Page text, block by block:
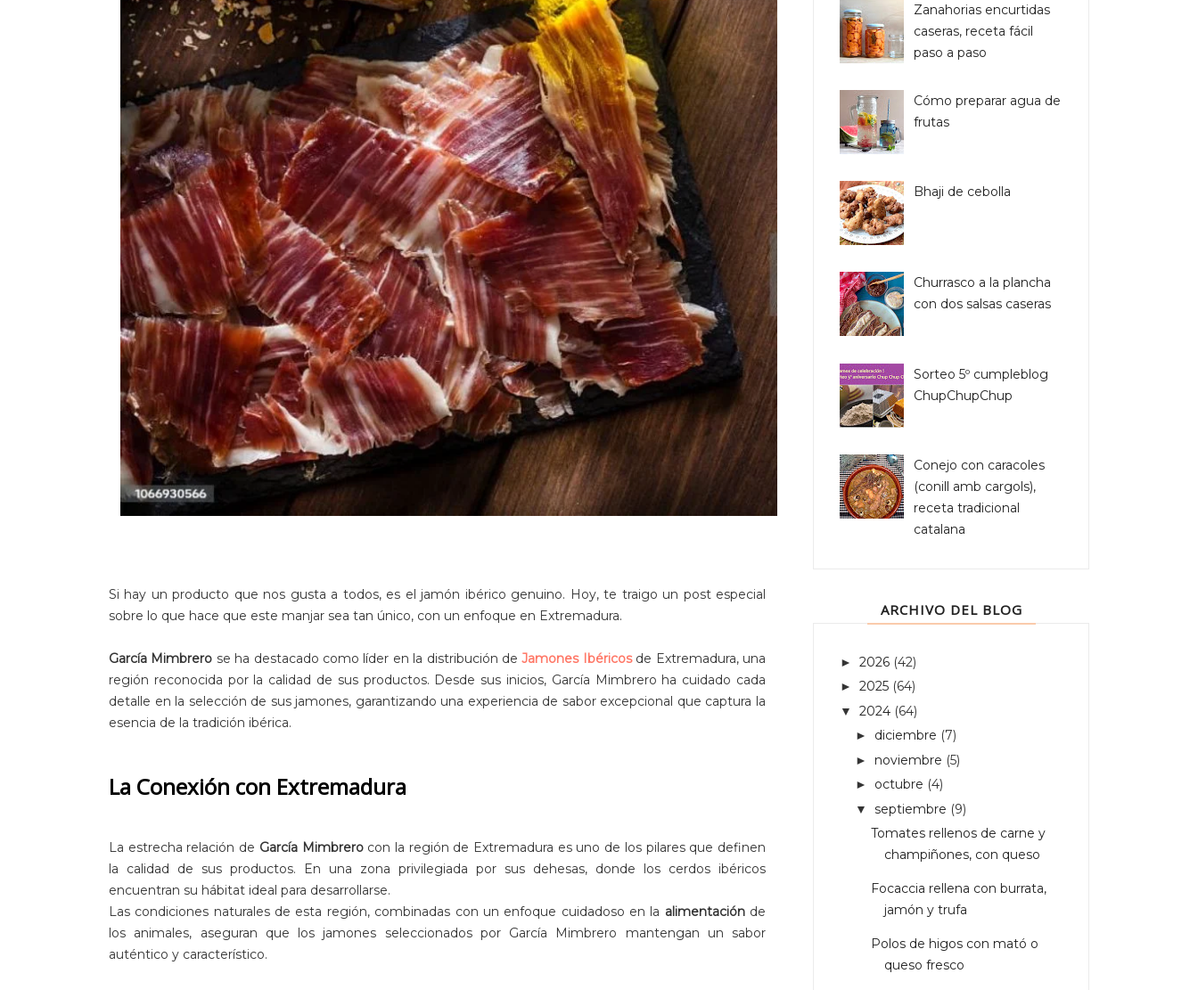
Si hay un producto que nos gusta a todos, es el jamón ibérico genuino. Hoy, te traigo un post especial
sobre lo que hace que este manjar sea tan único, con un enfoque en Extremadura.
García Mimbrero se ha destacado como líder en la distribución deJamones Ibéricosde Extremadura, una
región reconocida por la calidad de sus productos. Desde sus inicios, García Mimbrero ha cuidado cada
detalle en la selección de sus jamones, garantizando una experiencia de sabor excepcional que captura la
esencia de la tradición ibérica.
La Conexión con Extremadura
La estrecha relación de García Mimbrerocon la región de Extremadura es uno de los pilares que definen
la calidad de sus productos. En una zona privilegiada por sus dehesas, donde los cerdos ibéricos
encuentran su hábitat ideal para desarrollarse.
Las condiciones naturales de esta región, combinadas con un enfoque cuidadoso en la alimentaciónde
los animales, aseguran que los jamones seleccionados por García Mimbrero mantengan un sabor
auténtico y característico.
Zanahorias encurtidas
caseras, receta fácil
paso a paso
Cómo preparar agua de
frutas
Bhaji de cebolla
Churrasco a la plancha
con dos salsas caseras
Sorteo 5º cumpleblog
ChupChupChup
Conejo con caracoles
(conill amb cargols),
receta tradicional
catalana
ARCHIVO DEL BLOG
► 2026 (42)
► 2025 (64)
▼ 2024 (64)
► diciembre (7)
► noviembre (5)
► octubre (4)
▼ septiembre (9)
Tomates rellenos de carne y
champiñones, con queso
Focaccia rellena con burrata,
jamón y trufa
Polos de higos con mató o
queso fresco